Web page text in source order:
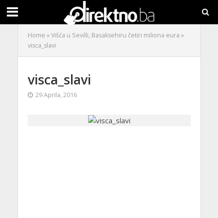
Home »Višća u Sevilli, Basaksehiru četiri miliona eura »
visca_slavi
visca_slavi
29 Aprila, 2016